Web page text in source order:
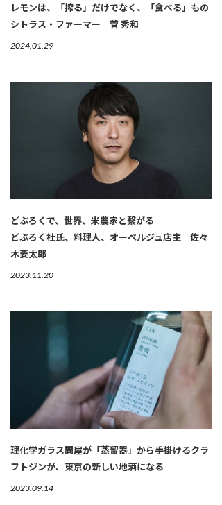
レモンは、「搾る」だけでなく、「食べる」もの
シトラス・ファーマー 菅 秀和
2024.01.29
どぶろくで、世界、米農家と繋がる
どぶろく杜氏、料理人、オーベルジュ店主 佐々
木要太郎
2023.11.20
理化学ガラス問屋が「蒸留器」から手掛けるクラ
フトジンが、東京の新しい地酒になる
2023.09.14